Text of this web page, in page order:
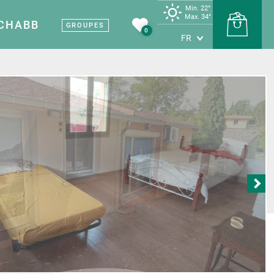
Terre de vin
Vignobles et
viticoles
savoureuses
et artisans
Sites et musées
Patrimoine médiéval
Les grottes
Terre d’industrie
Carte touristique
GROUPES
0
Min. 22°
Max. 34°
FR